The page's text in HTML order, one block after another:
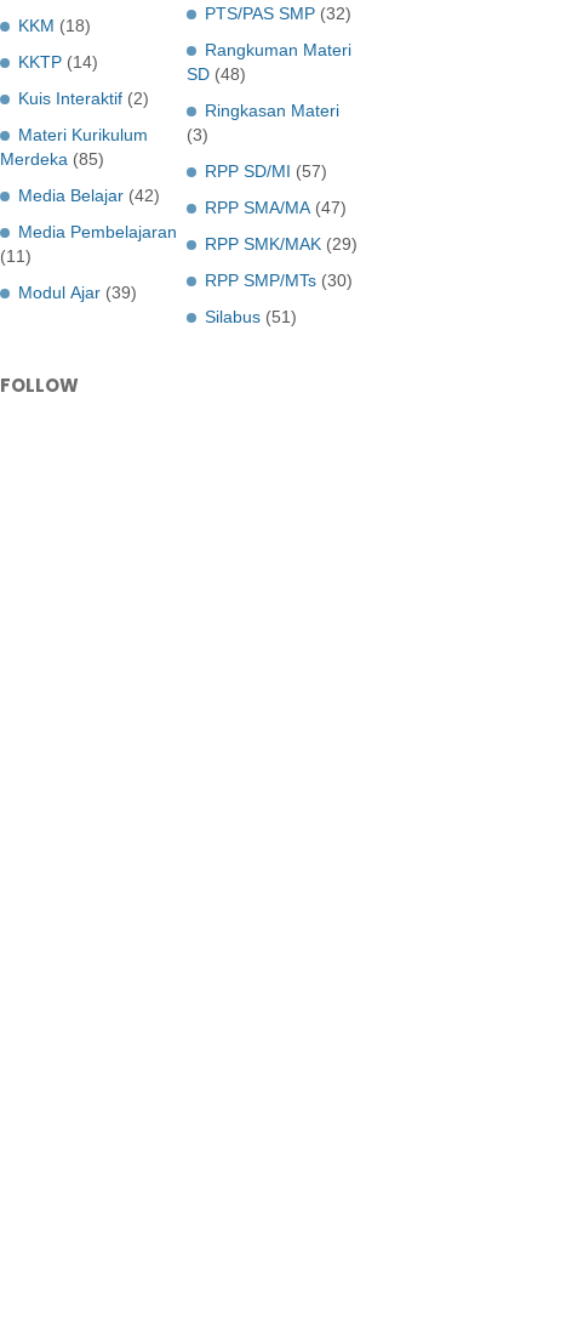
KKM (18)
KKTP (14)
Kuis Interaktif (2)
Materi Kurikulum
Merdeka (85)
Media Belajar (42)
Media Pembelajaran
(11)
Modul Ajar (39)
PTS/PAS SMP (32)
Rangkuman Materi
SD (48)
Ringkasan Materi
(3)
RPP SD/MI (57)
RPP SMA/MA (47)
RPP SMK/MAK (29)
RPP SMP/MTs (30)
Silabus (51)
FOLLOW